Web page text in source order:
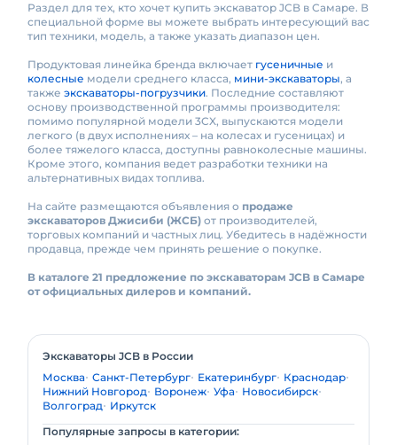
Раздел для тех, кто хочет купить экскаватор JCB в Самаре. В
специальной форме вы можете выбрать интересующий вас
тип техники, модель, а также указать диапазон цен.
Продуктовая линейка бренда включает гусеничные и
колесные модели среднего класса, мини-экскаваторы, а
также экскаваторы-погрузчики. Последние составляют
основу производственной программы производителя:
помимо популярной модели 3CX, выпускаются модели
легкого (в двух исполнениях – на колесах и гусеницах) и
более тяжелого класса, доступны равноколесные машины.
Кроме этого, компания ведет разработки техники на
альтернативных видах топлива.
На сайте размещаются объявления о продаже
экскаваторов Джисиби (ЖСБ) от производителей,
торговых компаний и частных лиц. Убедитесь в надёжности
продавца, прежде чем принять решение о покупке.
В каталоге 21 предложение по экскаваторам JCB в Самаре
от официальных дилеров и компаний.
Экскаваторы JCB в России
Москва Санкт-Петербург Екатеринбург Краснодар
Нижний Новгород Воронеж Уфа Новосибирск
Волгоград Иркутск
Популярные запросы в категории: